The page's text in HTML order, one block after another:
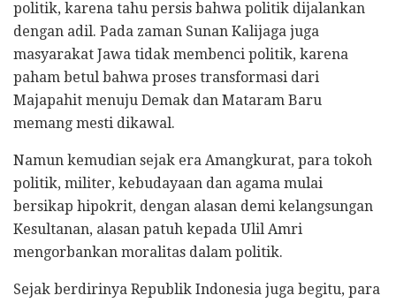
politik, karena tahu persis bahwa politik dijalankan
dengan adil. Pada zaman Sunan Kalijaga juga
masyarakat Jawa tidak membenci politik, karena
paham betul bahwa proses transformasi dari
Majapahit menuju Demak dan Mataram Baru
memang mesti dikawal.
Namun kemudian sejak era Amangkurat, para tokoh
politik, militer, kebudayaan dan agama mulai
bersikap hipokrit, dengan alasan demi kelangsungan
Kesultanan, alasan patuh kepada Ulil Amri
mengorbankan moralitas dalam politik.
Sejak berdirinya Republik Indonesia juga begitu, para